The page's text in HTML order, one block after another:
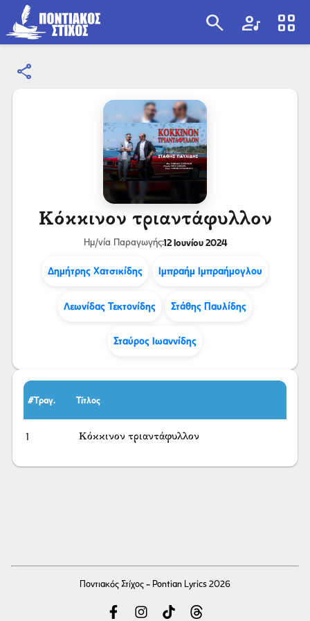
search artist view_cozy
share
Κόκκινον τριαντάφυλλον
Ημ/νία Παραγωγής:12 Ιουνίου 2024
Δημήτρης Χατσικίδης Ιμπραήμ Ιμπραήμογλου
Λεωνίδας Τεκτονίδης Στάθης Παυλίδης
Σταύρος Ιωαννίδης
#Τραγ. Τίτλος
1 Κόκκινον τριαντάφυλλον
Ποντιακός Στίχος - Pontian Lyrics 2026